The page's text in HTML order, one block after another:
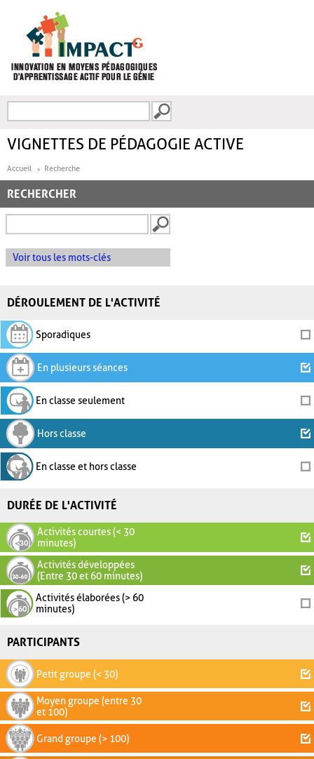
FORMULAIRE DE
VIGNETTES DE PÉDAGOGIE ACTIVE
Accueil Recherche
RECHERCHER
Voir tous les mots-clés
DÉROULEMENT DE L'ACTIVITÉ
Sporadiques
En plusieurs séances
En classe seulement
Hors classe
En classe et hors classe
DURÉE DE L'ACTIVITÉ
Activités courtes (< 30
minutes)
Activités développées
(Entre 30 et 60 minutes)
Activités élaborées (> 60
minutes)
PARTICIPANTS
Petit groupe (< 30)
Moyen groupe (entre 30
et 100)
Grand groupe (> 100)